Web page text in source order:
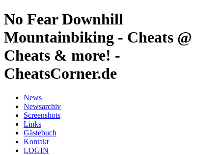
No Fear Downhill
Mountainbiking - Cheats @
Cheats & more! -
CheatsCorner.de
News
Newsarchiv
Screenshots
Links
Gästebuch
Kontakt
LOGIN